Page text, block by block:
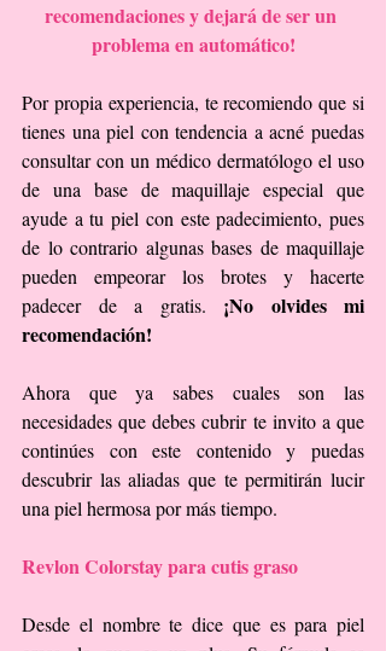
recomendaciones y dejará de ser un
problema en automático!
Por propia experiencia, te recomiendo que si
tienes una piel con tendencia a acné puedas
consultar con un médico dermatólogo el uso
de una base de maquillaje especial que
ayude a tu piel con este padecimiento, pues
de lo contrario algunas bases de maquillaje
pueden empeorar los brotes y hacerte
padecer de a gratis. ¡No olvides mi
recomendación!
Ahora que ya sabes cuales son las
necesidades que debes cubrir te invito a que
continúes con este contenido y puedas
descubrir las aliadas que te permitirán lucir
una piel hermosa por más tiempo.
Revlon Colorstay para cutis graso
Desde el nombre te dice que es para piel